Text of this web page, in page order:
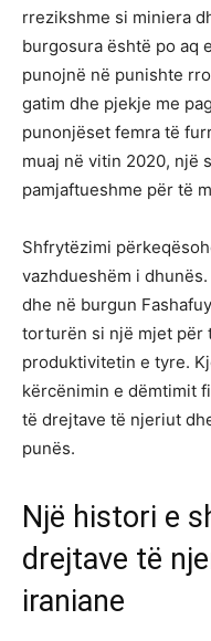
rrezikshme si miniera
burgosura është po aq
punojnë në punishte
gatim dhe pjekje me
punonjëset femra të
muaj në vitin 2020, një
pamjaftueshme për të
Shfrytëzimi
vazhdueshëm i
dhe në burgun
torturën si një mjet për
produktivitetin e tyre.
kërcënimin e dëmtimit
të drejtave të njeriut
punës.
Një histori e
drejtave të
iraniane